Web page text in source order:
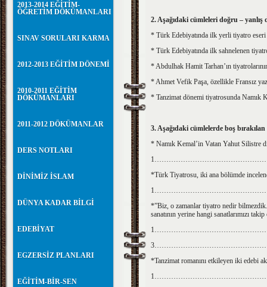
2013-2014 EĞİTİM-
ÖĞRETİM DÖKÜMANLARI
SINAV SORULARI KARMA
2012-2013 EĞİTİM DÖNEMİ
2010-2011 EĞİTİM
DÖKÜMANLARI
2011-2012 DÖKÜMANLAR
DERS NOTLARI
DİNİMİZ İSLAM
DÜNYA KADAR BİLGİ
EDEBİYAT
EGZERSİZ PLANLARI
EĞİTİM-BİR-SEN
2. Aşağıdaki cümleleri doğru –
* Türk Edebiyatında ilk yerli tiyatro
* Türk Edebiyatında ilk sahnelenen
* Abdulhak Hamit Tarhan’ın
* Ahmet Vefik Paşa, özellikle Fransız
* Tanzimat dönemi tiyatrosunda Namık
3. Aşağıdaki cümlelerde boş
* Namık Kemal’in Vatan Yahut Silistre
*Türk Tiyatrosu, iki ana bölümde
*”Biz, o zamanlar tiyatro nedir
sanatının yerine hangi sanatlarımızı
*Tanzimat romanını etkileyen iki edebi